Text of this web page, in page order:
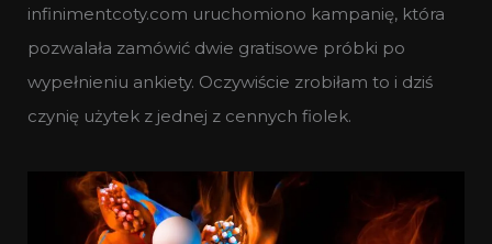
infinimentcoty.com uruchomiono kampanię, która
pozwalała zamówić dwie gratisowe próbki po
wypełnieniu ankiety. Oczywiście zrobiłam to i dziś
czynię użytek z jednej z cennych fiolek.